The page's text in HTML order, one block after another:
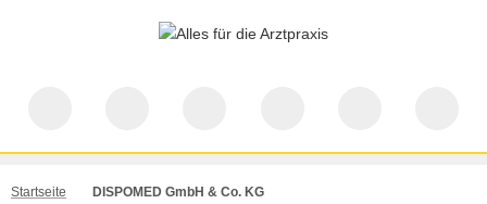
Startseite DISPOMED GmbH & Co. KG